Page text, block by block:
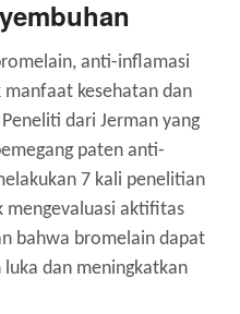
anti-inflamasi
kesehatan dan
dari Jerman yang
paten anti-
7 kali penelitian
mengevaluasi aktifitas
bahwa bromelain dapat
dan meningkatkan